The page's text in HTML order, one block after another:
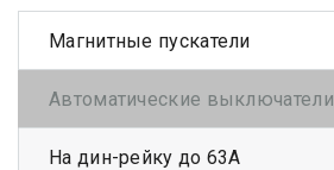
Магнитные пускатели
Автоматические выключатели
На дин-рейку до 63А